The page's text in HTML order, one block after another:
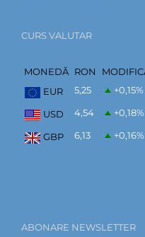
CURS VALUTAR
MONEDĂ RON
EUR
5,25 +0,15%
USD 4,54 +0,18%
GBP 6,13 +0,16%
ABONARE NEWSLETTER